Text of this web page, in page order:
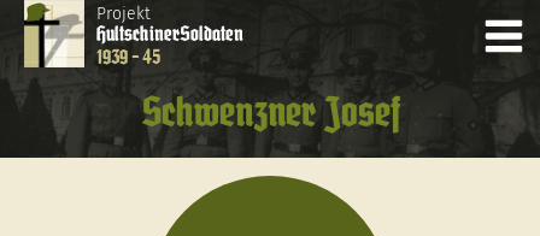
Projekt
HultschinerSoldaten
1939 - 45
Schwenzner Josef